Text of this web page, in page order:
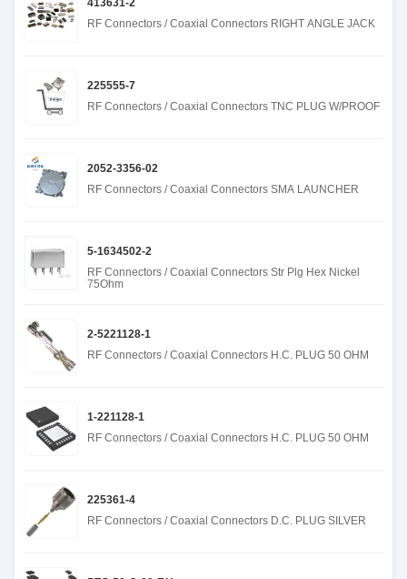
413631-2
RF Connectors / Coaxial Connectors RIGHT ANGLE JACK
225555-7
RF Connectors / Coaxial Connectors TNC PLUG W/PROOF
2052-3356-02
RF Connectors / Coaxial Connectors SMA LAUNCHER
5-1634502-2
RF Connectors / Coaxial Connectors Str Plg Hex Nickel
75Ohm
2-5221128-1
RF Connectors / Coaxial Connectors H.C. PLUG 50 OHM
1-221128-1
RF Connectors / Coaxial Connectors H.C. PLUG 50 OHM
225361-4
RF Connectors / Coaxial Connectors D.C. PLUG SILVER